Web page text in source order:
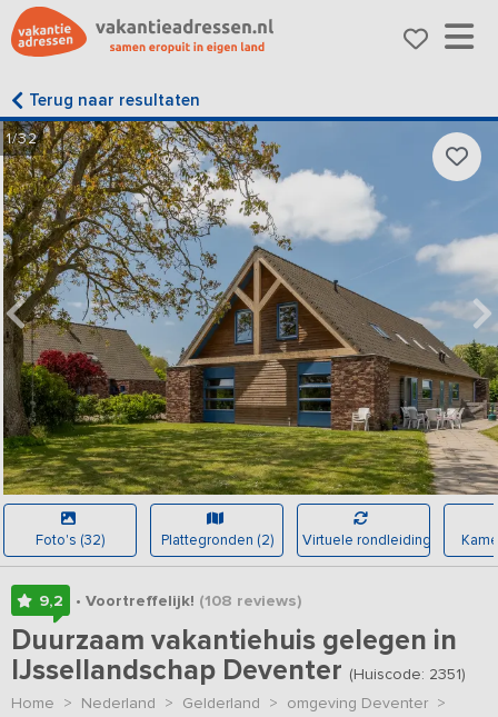
Terug naar resultaten
1/32
Foto's (32) Plattegronden (2) Virtuele rondleiding
9,2 • Voortreffelijk! (108 reviews)
Duurzaam vakantiehuis gelegen in
IJssellandschap Deventer (Huiscode: 2351)
Home > Nederland > Gelderland > omgeving Deventer >